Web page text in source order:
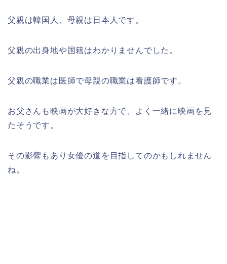
父親は韓国人、母親は日本人です。
父親の出身地や国籍はわかりませんでした。
父親の職業は医師で母親の職業は看護師です。
お父さんも映画が大好きな方で、よく一緒に映画を見
たそうです。
その影響もあり女優の道を目指してのかもしれません
ね。